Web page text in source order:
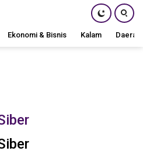
Ekonomi & Bisnis Kalam Daerah